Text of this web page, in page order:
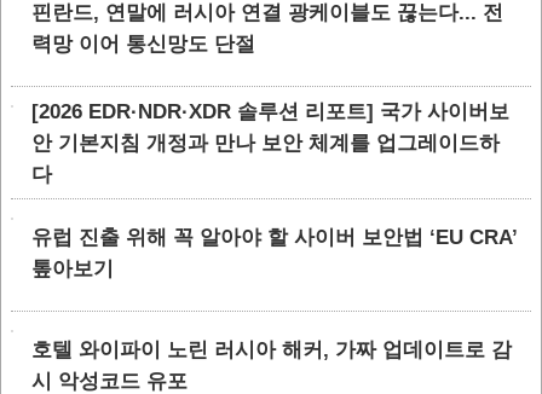
핀란드, 연말에 러시아 연결 광케이블도 끊는다... 전
력망 이어 통신망도 단절
[2026 EDR·NDR·XDR 솔루션 리포트] 국가 사이버보
안 기본지침 개정과 만나 보안 체계를 업그레이드하
다
유럽 진출 위해 꼭 알아야 할 사이버 보안법 ‘EU CRA’
톺아보기
호텔 와이파이 노린 러시아 해커, 가짜 업데이트로 감
시 악성코드 유포